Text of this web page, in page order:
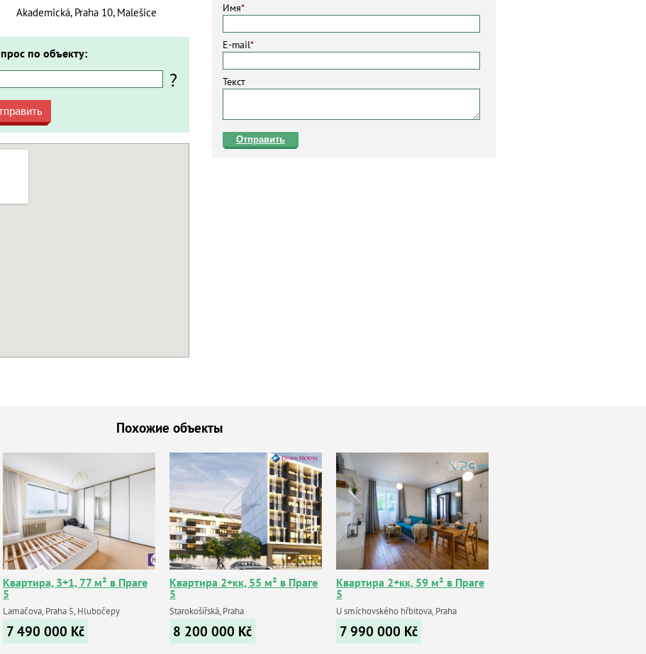
Имя*
E-mail*
Текст
Отправить
Akademická, Praha 10, Malešice
по объекту:
?
Похожие объекты
Квартира, 3+1, 77 м² в Праге
5
Lamačova, Praha 5, Hlubočepy
7 490 000 Kč
Квартира 2+кк, 55 м² в Праге
5
Starokošířská, Praha
8 200 000 Kč
Квартира 2+кк, 59 м² в Праге
5
U smíchovského hřbitova, Praha
7 990 000 Kč